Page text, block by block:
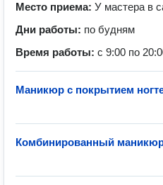
Место приема: У мастера в
Дни работы: по будням
Время работы: с 9:00 по
Маникюр с покрытием
Комбинированный